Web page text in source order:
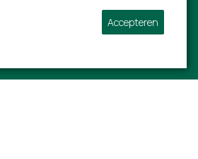
uitzicht is echt fenomenaal,
aardig en de villa was erg
Accepteren